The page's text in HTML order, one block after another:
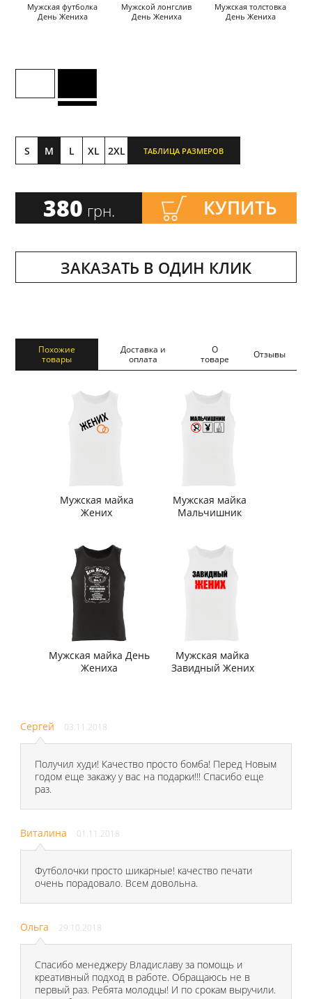
Мужская футболка
День Жениха
Мужской лонгслив
День Жениха
Мужская толстовка
День Жениха
S M L XL 2XL ТАБЛИЦА РАЗМЕРОВ
380 грн. КУПИТЬ
ЗАКАЗАТЬ В ОДИН КЛИК
Похожие
товары
Доставка и
оплата
О
товаре
Отзывы
Мужская майка
Жених
Мужская майка
Мальчишник
Мужская майка День
Жениха
Мужская майка
Завидный Жених
Сергей 03.11.2018
Получил худи! Качество просто бомба! Перед Новым
годом еще закажу у вас на подарки!!! Спасибо еще
раз.
Виталина 01.11.2018
Футболочки просто шикарные! качество печати
очень порадовало. Всем довольна.
Ольга 29.10.2018
Спасибо менеджеру Владиславу за помощь и
креативный подход в работе. Обращаюсь не в
первый раз. Ребята молодцы! И по срокам выручили.